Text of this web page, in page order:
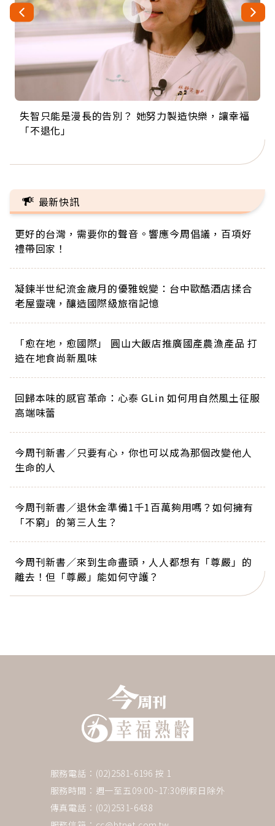
失智只能是漫長的告別？ 她努力製造快樂，讓幸福
「不退化」
來自剛果的巧克力神父 為台灣奉獻36年 「台灣是我
的家，我連作夢都講台語！」
63歲卸矽谷副總、搬回台灣找快樂！「蛋黃哥小
丑」走進安養院，逗樂上萬爺奶：退休後才開始真
104歲打破金氏世界紀錄 成為全球最年長羽球選
手，分享長壽的秘密原來是「這個」
事業巔峰他選擇追夢…黑手阿伯拉小提琴還登上小
巨蛋！連CNN都大讚！
最新快訊
更好的台灣，需要你的聲音。響應今周倡議，百項好
禮帶回家！
凝鍊半世紀流金歲月的優雅蛻變：台中歐酷酒店揉合
老屋靈魂，釀造國際級旅宿記憶
「愈在地，愈國際」 圓山大飯店推廣國產農漁產品 打
造在地食尚新風味
回歸本味的感官革命：心泰 GLin 如何用自然風土征服
高端味蕾
今周刊新書／只要有心，你也可以成為那個改變他人
生命的人
今周刊新書／退休金準備1千1百萬夠用嗎？如何擁有
「不窮」的第三人生？
今周刊新書／來到生命盡頭，人人都想有「尊嚴」的
離去！但「尊嚴」能如何守護？
服務電話：(02)2581-6196 按 1
服務時間：週一至五09:00~17:30例假日除外
傳真電話：(02)2531-6438